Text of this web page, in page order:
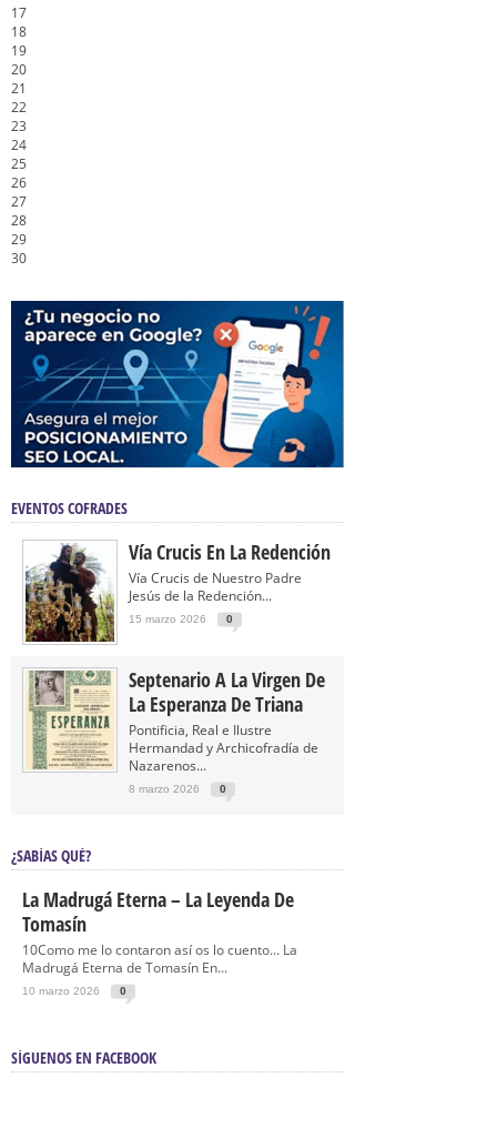
17
18
19
20
21
22
23
24
25
26
27
28
29
30
EVENTOS COFRADES
Vía Crucis En La Redención
Vía Crucis de Nuestro Padre
Jesús de la Redención...
15 marzo 2026 0
Septenario A La Virgen De
La Esperanza De Triana
Pontificia, Real e Ilustre
Hermandad y Archicofradía de
Nazarenos...
8 marzo 2026 0
¿SABÍAS QUÉ?
La Madrugá Eterna – La Leyenda De
Tomasín
10Como me lo contaron así os lo cuento… La
Madrugá Eterna de Tomasín En...
10 marzo 2026 0
SÍGUENOS EN FACEBOOK